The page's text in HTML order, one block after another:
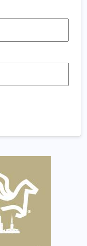
dla biegacza
o niej wiedzieć?
Bieg
trasę dzień po
maratonów w
Polski
w historii.
dla Bohaterów!
w bieganiu?
warto włączyć do
z